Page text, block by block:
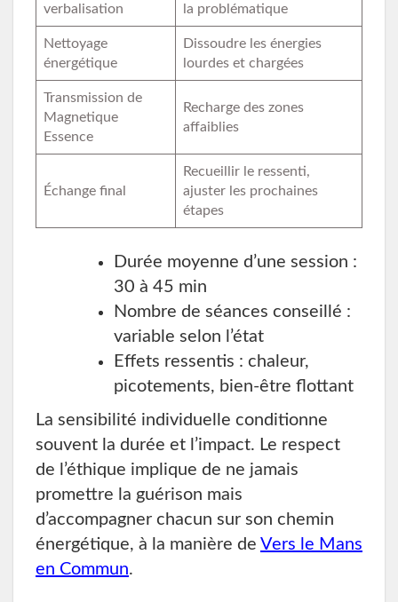
verbalisation
la problématique
Nettoyage
énergétique
Dissoudre les énergies
lourdes et chargées
Transmission de
Magnetique
Essence
Recharge des zones
affaiblies
Échange final
Recueillir le ressenti,
ajuster les prochaines
étapes
Durée moyenne d’une session :
30 à 45 min
Nombre de séances conseillé :
variable selon l’état
Effets ressentis : chaleur,
picotements, bien-être flottant
La sensibilité individuelle conditionne
souvent la durée et l’impact. Le respect
de l’éthique implique de ne jamais
promettre la guérison mais
d’accompagner chacun sur son chemin
énergétique, à la manière de Vers le Mans
en Commun.